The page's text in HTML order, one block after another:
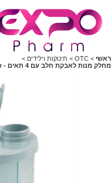
ראשי >
OTC
> תינוקות וילידים >
מחלק מנות לאבקת חלב עם 4 תאים - Flawless™ Milk Powder Dispenser